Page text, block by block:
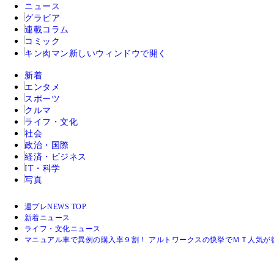
ニュース
グラビア
連載コラム
コミック
キン肉マン 新しいウィンドウで開く
新着
エンタメ
スポーツ
クルマ
ライフ・文化
社会
政治・国際
経済・ビジネス
IT・科学
写真
週プレNEWS TOP
新着ニュース
ライフ・文化ニュース
マニュアル車で異例の購入率９割！ アルトワークスの快挙でＭＴ人気が